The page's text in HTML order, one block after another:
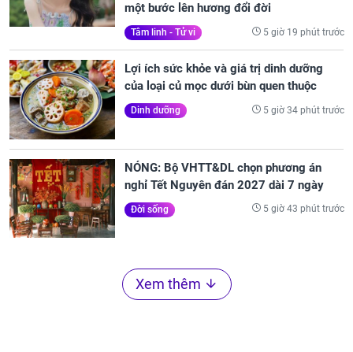
một bước lên hương đổi đời
Tâm linh - Tử vi 5 giờ 19 phút trước
Lợi ích sức khỏe và giá trị dinh dưỡng
của loại củ mọc dưới bùn quen thuộc
Dinh dưỡng 5 giờ 34 phút trước
NÓNG: Bộ VHTT&DL chọn phương án
nghỉ Tết Nguyên đán 2027 dài 7 ngày
Đời sống 5 giờ 43 phút trước
Xem thêm